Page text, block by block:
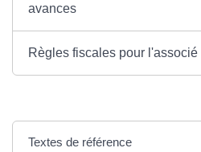
avances
Règles fiscales pour l'associé
Textes de référence